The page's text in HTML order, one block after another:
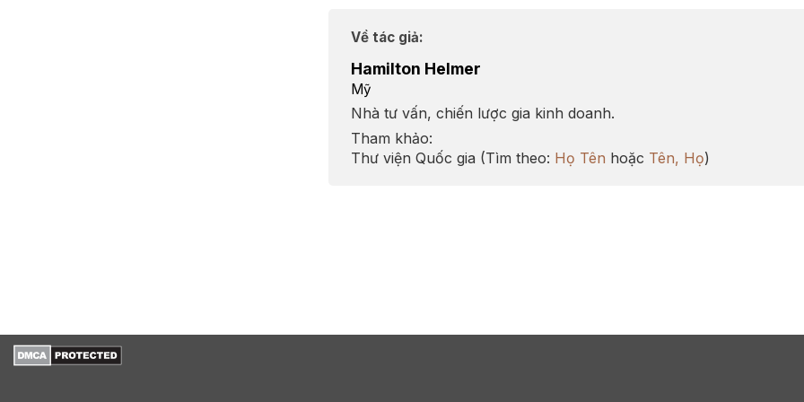
Về tác giả:
Hamilton Helmer
Mỹ
Nhà tư vấn, chiến lược gia kinh doanh.
Tham khảo:
Thư viện Quốc gia (Tìm theo: Họ Tên hoặc Tên, Họ)